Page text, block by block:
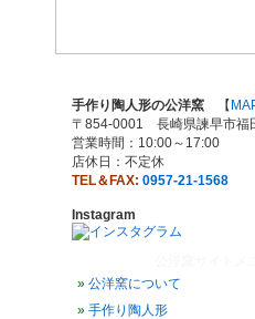
手作り陶人形の公洋窯 【
〒854-0001 長崎県諫早市福
営業時間：10:00～17:00
店休日：不定休
TEL＆FAX: 0957-21-1568
Instagram
公洋窯について
手作り陶人形